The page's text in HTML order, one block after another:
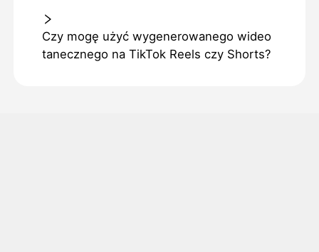
Czy mogę użyć wygenerowanego wideo
tanecznego na TikTok Reels czy Shorts?